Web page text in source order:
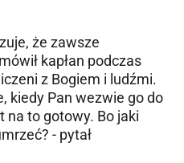
że zawsze
kapłan podczas
z Bogiem i ludźmi.
kiedy Pan wezwie go do
na to gotowy. Bo jaki
- pytał